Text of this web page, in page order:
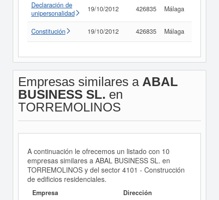
Declaración de
unipersonalidad
19/10/2012 426835 Málaga
Constitución 19/10/2012 426835 Málaga
Empresas similares a ABAL
BUSINESS SL. en
TORREMOLINOS
A continuación le ofrecemos un listado con 10
empresas similares a ABAL BUSINESS SL. en
TORREMOLINOS y del sector 4101 - Construcción
de edificios residenciales.
Empresa Dirección